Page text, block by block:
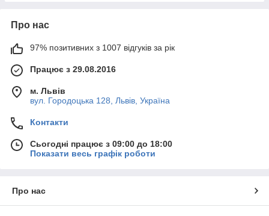
Про нас
97% позитивних з 1007 відгуків за рік
Працює з 29.08.2016
м. Львів
вул. Городоцька 128, Львів, Україна
Контакти
Сьогодні працює з 09:00 до 18:00
Показати весь графік роботи
Про нас